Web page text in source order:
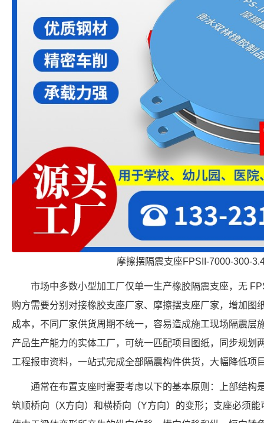
摩擦摆隔震支座FPSII-7000-300-
市场中多数小型加工厂仅单一生产橡胶隔震支座，无
购方需要分别对接橡胶支座厂家、摩擦摆支座厂家，增加图
成本，不同厂家供货周期不统一，容易造成施工现场隔震层
产品生产能力的实体工厂，可统一匹配项目图纸，同步规划
工程报审资料，一站式完成全部隔震构件供货，大幅降低项
通常在布置支座时需要考虑以下的基本原则：上部结构
筑顺桥向（X方向）和横桥向（Y方向）的变形；支座必须